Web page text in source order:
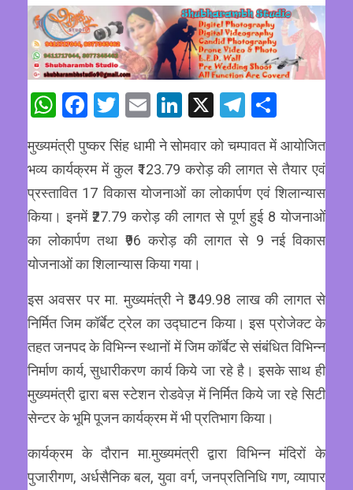
WhatsApp
Facebook
Twitter
EmailLinkedIn
X Telegram
मुख्यमंत्री पुष्कर सिंह धामी ने सोमवार को चम्पावत में आयोजित
भव्य कार्यक्रम में कुल ₹123.79 करोड़ की लागत से तैयार एवं
प्रस्तावित 17 विकास योजनाओं का लोकार्पण एवं शिलान्यास
किया। इनमें ₹27.79 करोड़ की लागत से पूर्ण हुई 8 योजनाओं
का लोकार्पण तथा ₹96 करोड़ की लागत से 9 नई विकास
योजनाओं का शिलान्यास किया गया।
इस अवसर पर मा. मुख्यमंत्री ने ₹349.98 लाख की लागत से
निर्मित जिम कॉर्बेट ट्रेल का उद्घाटन किया। इस प्रोजेक्ट के
तहत जनपद के विभिन्न स्थानों में जिम कॉर्बेट से संबंधित विभिन्न
निर्माण कार्य, सुधारीकरण कार्य किये जा रहे है। इसके साथ ही
मुख्यमंत्री द्वारा बस स्टेशन रोडवेज़ में निर्मित किये जा रहे सिटी
सेन्टर के भूमि पूजन कार्यक्रम में भी प्रतिभाग किया।
कार्यक्रम के दौरान मा.मुख्यमंत्री द्वारा विभिन्न मंदिरों के
पुजारीगण, अर्धसैनिक बल, युवा वर्ग, जनप्रतिनिधि गण, व्यापार